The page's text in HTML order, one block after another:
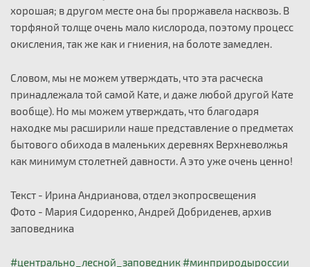
хорошая; в другом месте она бы проржавела насквозь. В
торфяной толще очень мало кислорода, поэтому процесс
окисления, так же как и гниения, на болоте замедлен.
Словом, мы не можем утверждать, что эта расческа
принадлежала той самой Кате, и даже любой другой Кате
вообще). Но мы можем утверждать, что благодаря
находке мы расширили наше представление о предметах
бытового обихода в маленьких деревнях Верхневолжья
как минимум столетней давности. А это уже очень ценно!
Текст - Ирина Андрианова, отдел экопросвещения
Фото - Мария Сидоренко, Андрей Добриденев, архив
заповедника
#центрально_лесной_заповедник#минприродыроссии